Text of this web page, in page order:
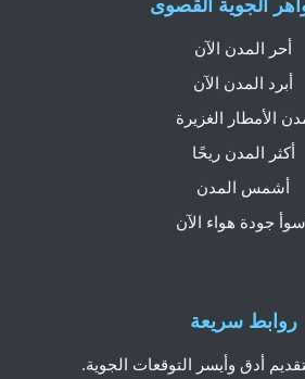
روابط سريعة
أدق وأيسر التوقعات الجوية.
الجوية القصوى
أحر المدن الآن
أبرد المدن الآن
الأمطار الغزيرة
أكثر المدن ريحًا
أشمس المدن
جودة هواء الآن